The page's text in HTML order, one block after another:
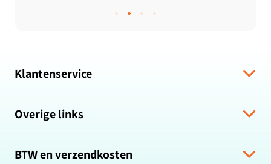
Klantenservice
Algemene voorwaarden
Retour & Terugbetaling
Overige links
Zakelijk bestellen
BTW en verzendkosten